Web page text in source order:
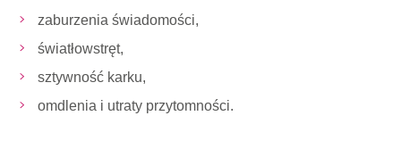
zaburzenia świadomości,
światłowstręt,
sztywność karku,
omdlenia i utraty przytomności.